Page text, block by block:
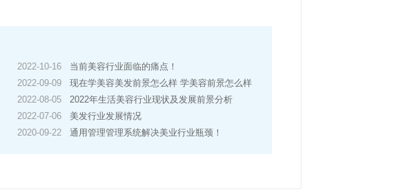
2022-10-16
当前美容行业面临的痛点！
2022-09-09
现在学美容美发前景怎么样 学美容前景怎么样
2022-08-05
2022年生活美容行业现状及发展前景分析
2022-07-06
美发行业发展情况
2020-09-22 通用管理管理系统解决美业行业瓶颈！